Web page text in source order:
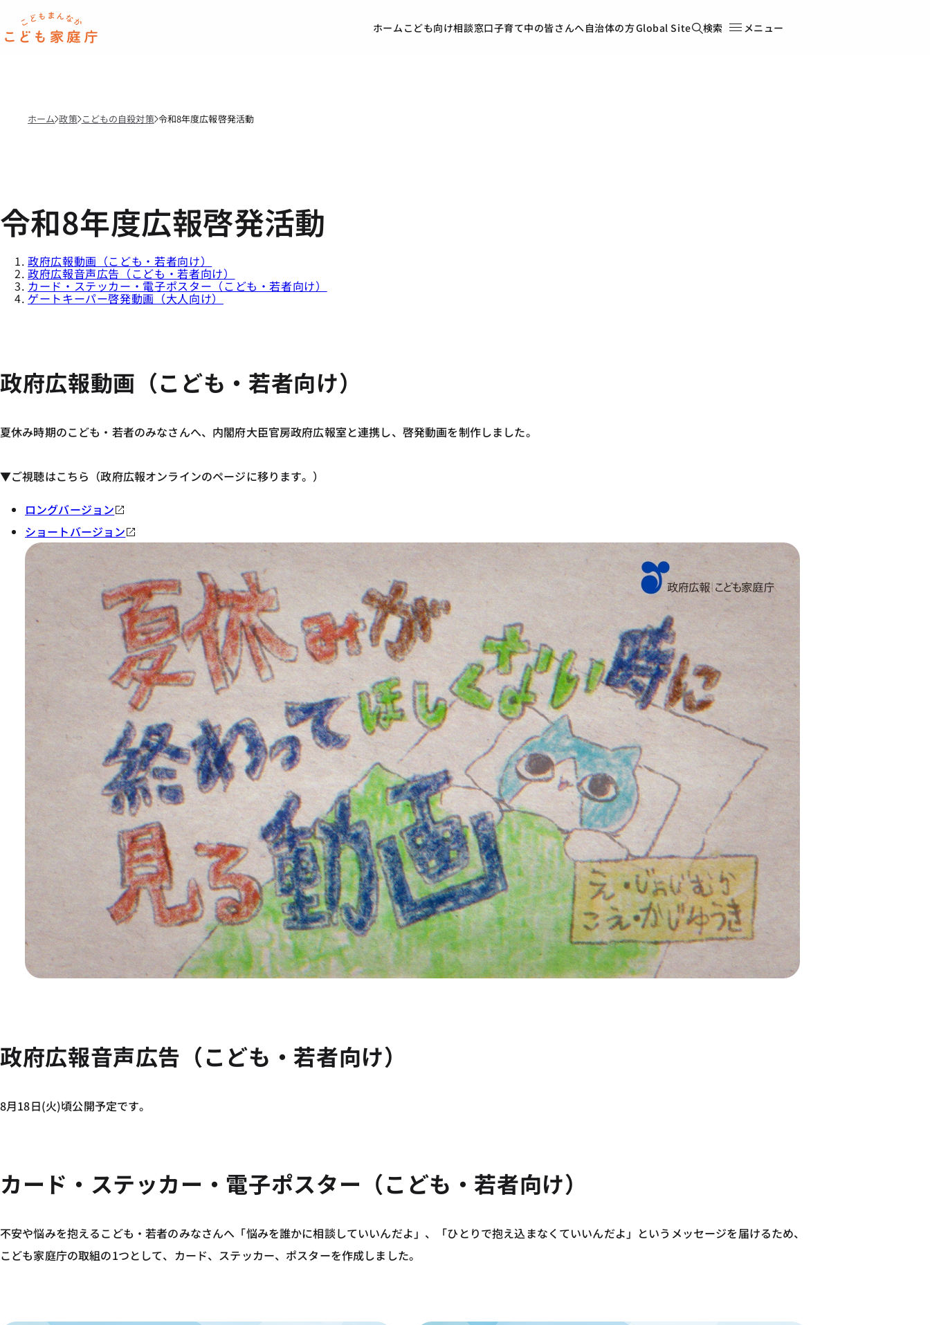
ホーム こども向け相談窓口子育て中の皆さんへ自治体の方Global Site 検索 メニュー
ホーム 政策 こどもの自殺対策 令和8年度広報啓発活動
令和8年度広報啓発活動
政府広報動画（こども・若者向け）
政府広報音声広告（こども・若者向け）
カード・ステッカー・電子ポスター（こども・若者向け）
ゲートキーパー啓発動画（大人向け）
政府広報動画（こども・若者向け）
夏休み時期のこども・若者のみなさんへ、内閣府大臣官房政府広報室と連携し、啓発動画を制作しました。
▼ご視聴はこちら（政府広報オンラインのページに移ります。）
ロングバージョン
ショートバージョン
政府広報音声広告（こども・若者向け）
8月18日(火)頃公開予定です。
カード・ステッカー・電子ポスター（こども・若者向け）
不安や悩みを抱えるこども・若者のみなさんへ「悩みを誰かに相談していいんだよ」、「ひとりで抱え込まなくていいんだよ」というメッセージを届けるため、
こども家庭庁の取組の1つとして、カード、ステッカー、ポスターを作成しました。